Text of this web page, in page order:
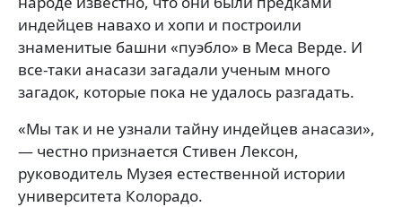
индейцев навахо и хопи и построили
знаменитые башни «пуэбло» в Меса Верде. И
все-таки анасази загадали ученым много
загадок, которые пока не удалось разгадать.
«Мы так и не узнали тайну индейцев анасази»,
— честно признается Стивен Лексон,
руководитель Музея естественной истории
университета Колорадо.